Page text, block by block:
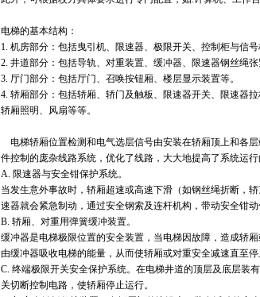
电梯的基本结构：
1. 机房部分：包括曳引机、限速器、极限开关、控制柜与信
2. 井道部分：包括导轨、对重装置、缓冲器、限速器钢丝绳张
3. 厅门部分：包括厅门、召唤按钮厢、楼层显示装置等。
4. 轿厢部分：包括轿厢、轿门及触板、限速器开关、限速器
轿厢照明、风扇等等。
电梯轿厢位置检测和电气选层信号由安装在轿厢顶上和各
件控制的庞杂线路系统，优化了线路，大大地提高了系统运行
A. 限速器与安全钳保护系统。
当发生意外事故时，轿厢超速或高速下滑（如钢丝绳折断，
速器就会紧急制动，通过安全钢索及连杆机构，带动安全钳动
B. 轿厢、对重用弹簧缓冲装置。
缓冲器是电梯极限位置的安全装置，当电梯因故障，造成轿
由缓冲器吸收电梯的能量，从而使轿厢或对重安全减速直至停
C. 终端极限开关安全保护系统。在电梯井道的顶层及底层装
关切断控制电路，使轿厢停止运行。